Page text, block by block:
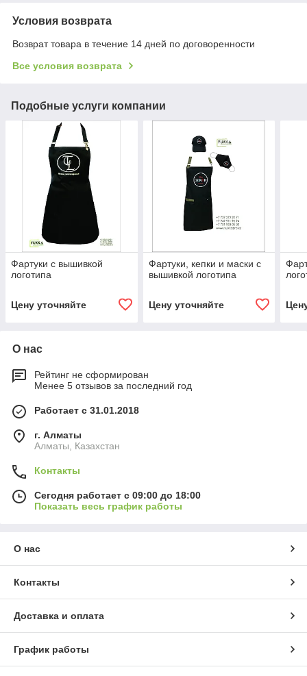
Условия возврата
Возврат товара в течение 14 дней по договоренности
Все условия возврата
Подобные услуги компании
Фартуки с вышивкой
логотипа
Цену уточняйте
Фартуки, кепки и маски с
вышивкой логотипа
Цену уточняйте
О нас
Рейтинг не сформирован
Менее 5 отзывов за последний год
Работает с 31.01.2018
г. Алматы
Алматы, Казахстан
Контакты
Сегодня работает с 09:00 до 18:00
Показать весь график работы
О нас
Контакты
Доставка и оплата
График работы